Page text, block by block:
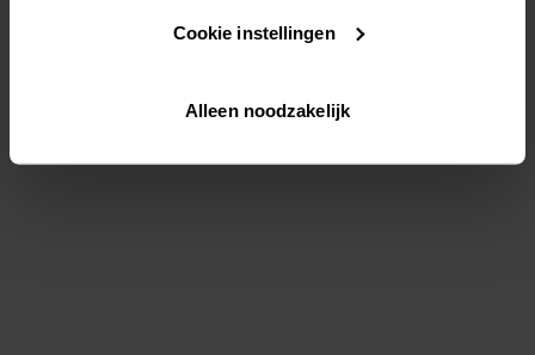
Lees hier meer over in onsprivacybeleid
Via "Cookie instellingen" kun je ook zelf instellen welke
Cookie instellingen
Alleen noodzakelijk